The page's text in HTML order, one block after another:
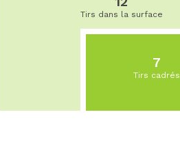
Tirs dans la surface
7
Tirs cadrés